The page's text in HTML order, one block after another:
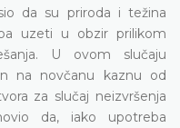
da su priroda i težina
uzeti u obzir prilikom
U ovom slučaju
na novčanu kaznu od
za slučaj neizvršenja
da, iako upotreba